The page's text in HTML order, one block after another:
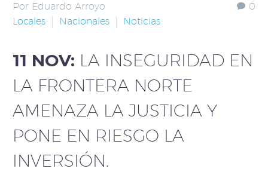
0
Por Eduardo Arroyo
Locales
Nacionales Noticias
11 NOV: LA INSEGURIDAD EN
LA FRONTERA NORTE
AMENAZA LA JUSTICIA Y
PONE EN RIESGO LA
INVERSIÓN.